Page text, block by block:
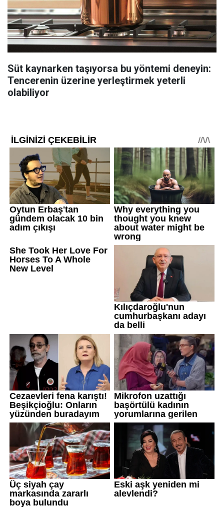
Süt kaynarken taşıyorsa bu yöntemi deneyin:
Tencerenin üzerine yerleştirmek yeterli
olabiliyor